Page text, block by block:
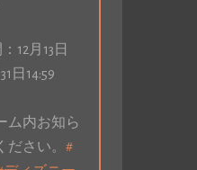
12月13日
日14:59
ム内お知ら
ださい。 #